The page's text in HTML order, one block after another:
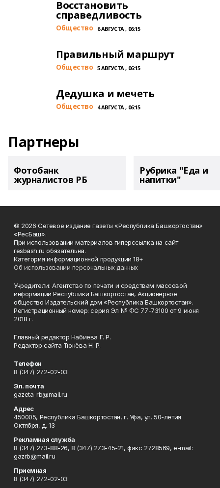
Восстановить
справедливость
Общество 6 АВГУСТА , 06:15
Правильный маршрут
Общество 5 АВГУСТА , 06:15
Дедушка и мечеть
Общество 4 АВГУСТА , 06:15
Партнеры
Фотобанк
журналистов РБ
Рубрика "Еда и
напитки"
© 2026 Сетевое издание газеты «Республика Башкортостан»
«РесБаш».
При использовании материалов гиперссылка на сайт
resbash.ru обязательна.
Категория информационной продукции 18+
Об использовании персональных данных
Учредители: Агентство по печати и средствам массовой
информации Республики Башкортостан, Акционерное
общество Издательский дом «Республика Башкортостан».
Регистрационный номер: серия Эл № ФС 77-73100 от 9 июня
2018 г.
Главный редактор Набиева Г. Р.
Редактор сайта Тюнёва Н. Р.
Телефон
8 (347) 272-02-03
Эл. почта
gazeta_rb@mail.ru
Адрес
450005, Республика Башкортостан, г. Уфа, ул. 50-летия
Октября, д. 13
Рекламная служба
8 (347) 273-88-26, 8 (347) 273-45-21, факс 2728569, e-mail:
gazrb@mail.ru
Приемная
8 (347) 272-02-03